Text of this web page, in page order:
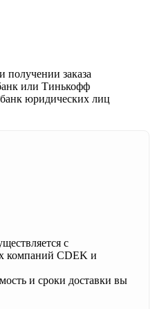
заказа
или Тинькофф
юридических лиц
с
компаний CDEK и
и сроки доставки вы